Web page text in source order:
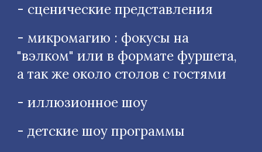
- сценические представления
- микромагию : фокусы на
"вэлком" или в формате фуршета,
а так же около столов с гостями
- иллюзионное шоу
- детские шоу программы